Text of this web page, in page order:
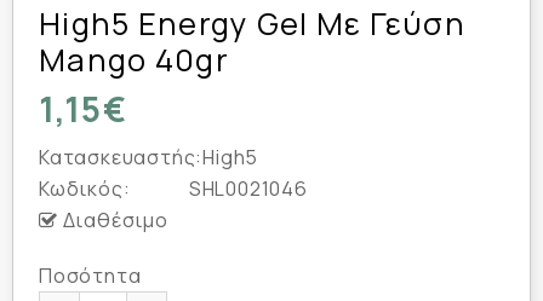
High5 Energy Gel Με Γεύση
Mango 40gr
1,15€
Κατασκευαστής:High5
Κωδικός:
SHL0021046
Διαθέσιμο
Ποσότητα